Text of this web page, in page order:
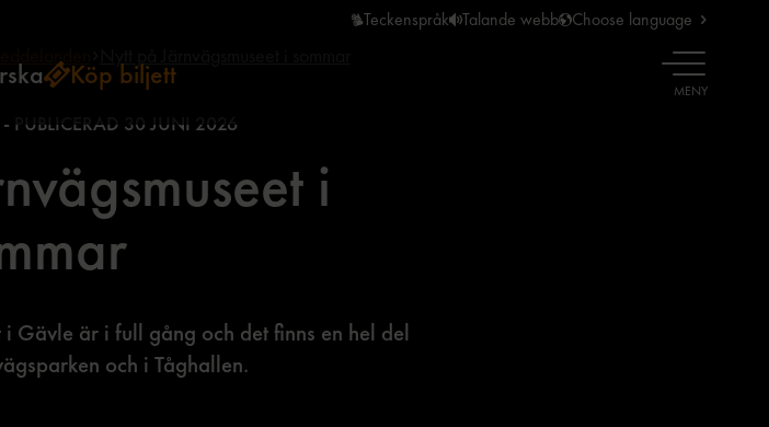
Teckenspråk Talande webb Choose language
Köp biljett ÖPPNA
MENY
PUBLICERAD 30 JUNI 2026
i
Gävle är i full gång och det finns en hel del
och i Tåghallen.